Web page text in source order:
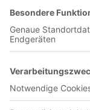
00:32:22
Samstag,